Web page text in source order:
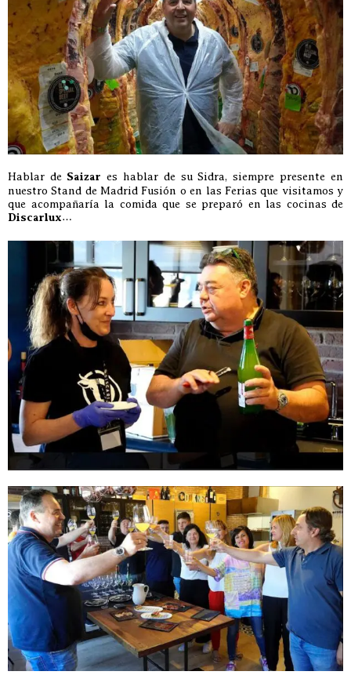
Hablar de Saizar es hablar de su Sidra, siempre presente en
nuestro Stand de Madrid Fusión o en las Ferias que visitamos y
que acompañaría la comida que se preparó en las cocinas de
Discarlux…